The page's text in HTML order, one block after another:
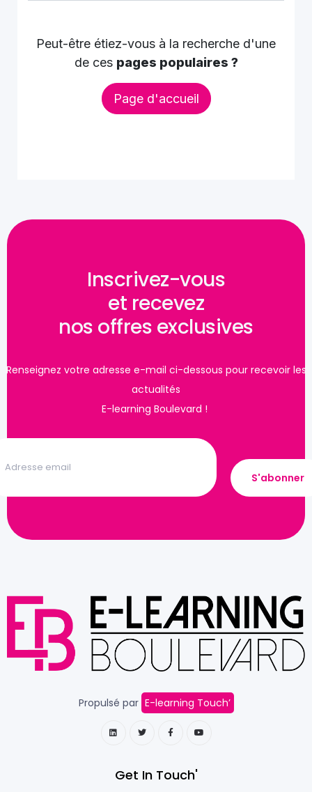
Inscrivez-vous
et recevez
nos offres exclusives
Renseignez votre adresse e-mail ci-dessous pour recevoir les
actualités
E-learning Boulevard !
Propulsé par E-learning Touch’
Get In Touch'